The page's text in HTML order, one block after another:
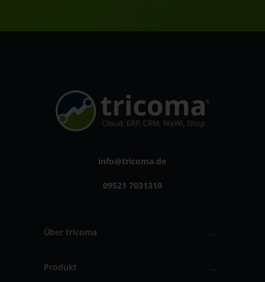
info@tricoma.de
09521 7031310
Über tricoma
Produkt